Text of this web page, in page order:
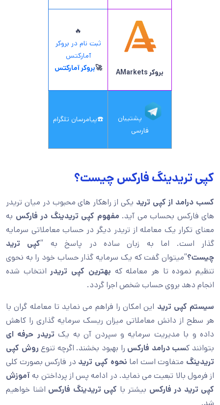
بروکر AMarkets
🔥
ثبت نام در بروکر
آمارکتس
🚀بروکر آمارکتس
پشتیبان
فارسی
☎️پیامرسان تلگرام
کپی تریدینگ فارکس چیست؟
کسب درامد از کپی ترید یکی از راهکار های محبوب در میان تریدر
های فارکس بحساب می آید. مفهوم کپی تریدینگ در فارکس به
معنای تکرار یک معامله از تریدر دیگر در حساب معاملاتی سرمایه
گذار است. اما به زبان ساده در پاسخ به “کپی ترید
چیست؟“میتوان گفت که یک سرمایه گذار حساب خود را به نحوی
تنظیم نموده تا هر معامله که بهترین کپی تریدرانتخاب شده
انجام دهد بروی حساب شخص اجرا گردد.
سیستم کپی ترید این امکان را فراهم می نماید تا معامله گران با
هر سطح از دانش معاملاتی میزان ریسک سرمایه گذاری را کاهش
داده و با مدیریت سرمایه و سپردن آن به یک تریدر حرفه ای
بتوانند کسب درامد فارکس را بهبود بخشند. اگرچه تنوع روش کپی
تریدینگ متفاوت است اما نحوه کپی ترید در فارکس بصورت کلی
از فرمول بالا تبعیت می نماید. در ادامه پس از پرداختن بهآموزش
کپی ترید در فارکس بیشتر با کپی تریدینگ فارکس اشنا خواهیم